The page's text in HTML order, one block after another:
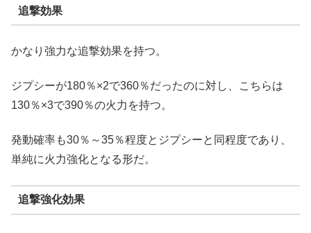
追撃効果
かなり強力な追撃効果を持つ。
ジプシーが180％×2で360％だったのに対し、こちらは
130％×3で390％の火力を持つ。
発動確率も30％～35％程度とジプシーと同程度であり、
単純に火力強化となる形だ。
追撃強化効果